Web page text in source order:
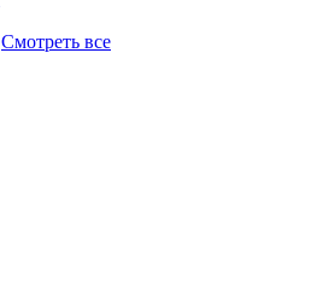
Смотреть все